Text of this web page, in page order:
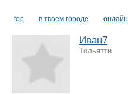
top в твоем городе онлайн
Иван7
Тольятти